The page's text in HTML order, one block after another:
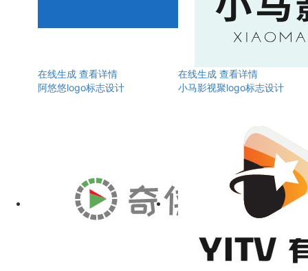
在线生成 查看详情
阿悠悠logo标志设计
在线生成 查看详情
小马影视聚logo标志设计